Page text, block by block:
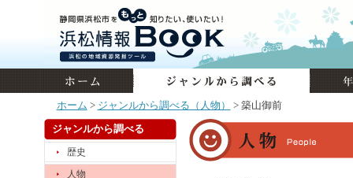
ホーム > ジャンルから調べる（人物） > 築山御前
ジャンルから調べる
歴史
人物